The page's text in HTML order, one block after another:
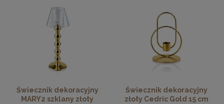
Świecznik dekoracyjny
MARY2 szklany złoty
Świecznik dekoracyjny
złoty Cedric Gold 15 cm